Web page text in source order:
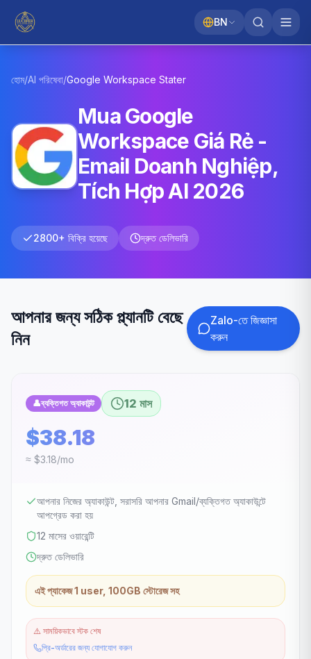
BN
হোম/AI পরিষেবা/Google Workspace Stater
Mua Google
Workspace Giá Rẻ -
Email Doanh Nghiệp,
Tích Hợp AI 2026
2800+ বিক্রি হয়েছে দ্রুত ডেলিভারি
আপনার জন্য সঠিক প্ল্যানটি বেছে
নিন
Zalo-তে জিজ্ঞাসা
করুন
👤ব্যক্তিগত অ্যাকাউন্ট 12 মাস
$38.18
≈ $3.18/mo
আপনার নিজের অ্যাকাউন্ট, সরাসরি আপনার Gmail/ব্যক্তিগত অ্যাকাউন্টে
আপগ্রেড করা হয়
12 মাসের ওয়ারেন্টি
দ্রুত ডেলিভারি
এই প্যাকেজ 1 user, 100GB স্টোরেজ সহ
⚠️ সাময়িকভাবে স্টক শেষ
প্রি-অর্ডারের জন্য যোগাযোগ করুন